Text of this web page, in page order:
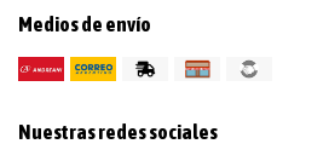
Medios de envío
Nuestras redes sociales